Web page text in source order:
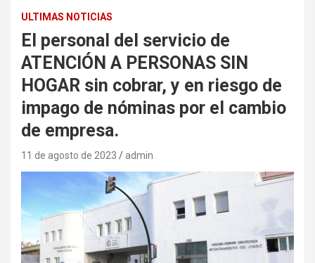
ULTIMAS NOTICIAS
El personal del servicio de
ATENCIÓN A PERSONAS SIN
HOGAR sin cobrar, y en riesgo de
impago de nóminas por el cambio
de empresa.
11 de agosto de 2023 admin